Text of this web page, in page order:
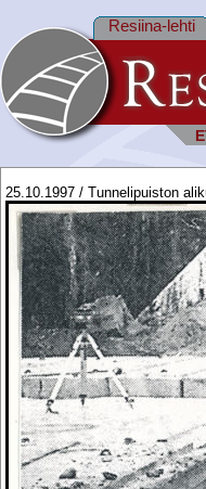
Resiina-lehti
25.10.1997 / Tunnelipuiston